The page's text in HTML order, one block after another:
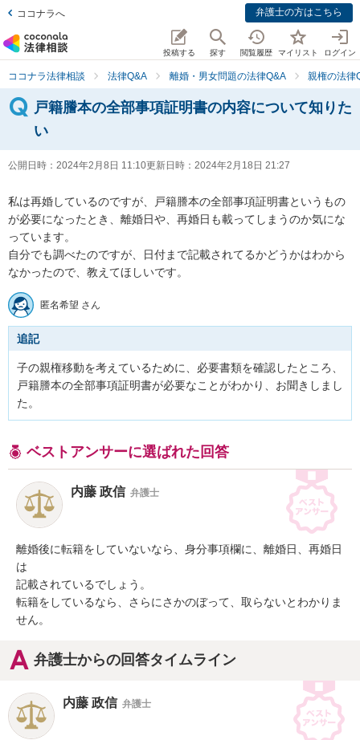
ココナラへ 弁護士の方はこちら
投稿する 探す 閲覧履歴 マイリスト ログイン
ココナラ法律相談 法律Q&A 離婚・男女問題の法律Q&A 親権の法律
戸籍謄本の全部事項証明書の内容について知りた
い
公開日時： 2024年2月8日 11:10更新日時： 2024年2月18日 21:27
私は再婚しているのですが、戸籍謄本の全部事項証明書というもの
が必要になったとき、離婚日や、再婚日も載ってしまうのか気にな
っています。
自分でも調べたのですが、日付まで記載されてるかどうかはわから
なかったので、教えてほしいです。
匿名希望 さん
追記
子の親権移動を考えているために、必要書類を確認したところ、
戸籍謄本の全部事項証明書が必要なことがわかり、お聞きしまし
た。
ベストアンサーに選ばれた回答
内藤 政信 弁護士
離婚後に転籍をしていないなら、身分事項欄に、離婚日、再婚日
は
記載されているでしょう。
転籍をしているなら、さらにさかのぼって、取らないとわかりま
せん。
弁護士からの回答タイムライン
内藤 政信 弁護士